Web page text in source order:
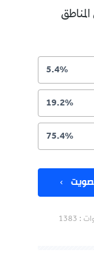
5.4%
19.2%
75.4%
:
1383